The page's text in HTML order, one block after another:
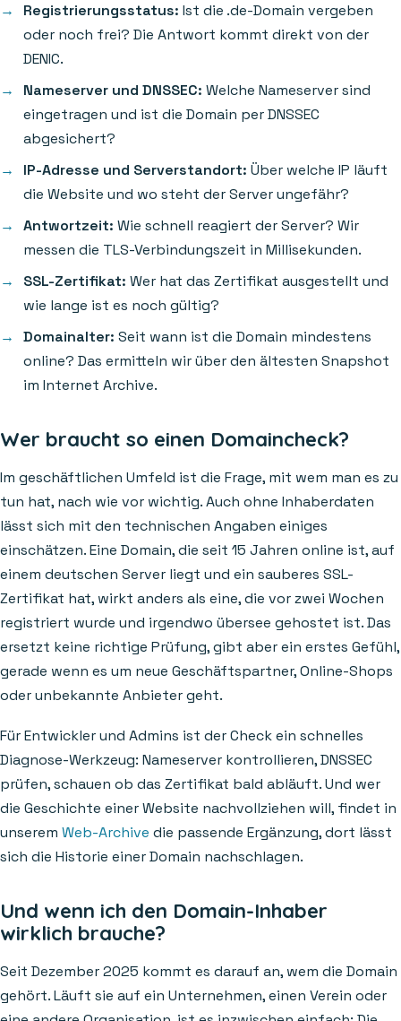
Registrierungsstatus: Ist die .de-Domain vergeben
oder noch frei? Die Antwort kommt direkt von der
DENIC.
Nameserver und DNSSEC: Welche Nameserver sind
eingetragen und ist die Domain per DNSSEC
abgesichert?
IP-Adresse und Serverstandort: Über welche IP läuft
die Website und wo steht der Server ungefähr?
Antwortzeit: Wie schnell reagiert der Server? Wir
messen die TLS-Verbindungszeit in Millisekunden.
SSL-Zertifikat: Wer hat das Zertifikat ausgestellt und
wie lange ist es noch gültig?
Domainalter: Seit wann ist die Domain mindestens
online? Das ermitteln wir über den ältesten Snapshot
im Internet Archive.
Wer braucht so einen Domaincheck?
Im geschäftlichen Umfeld ist die Frage, mit wem man es zu
tun hat, nach wie vor wichtig. Auch ohne Inhaberdaten
lässt sich mit den technischen Angaben einiges
einschätzen. Eine Domain, die seit 15 Jahren online ist, auf
einem deutschen Server liegt und ein sauberes SSL-
Zertifikat hat, wirkt anders als eine, die vor zwei Wochen
registriert wurde und irgendwo übersee gehostet ist. Das
ersetzt keine richtige Prüfung, gibt aber ein erstes Gefühl,
gerade wenn es um neue Geschäftspartner, Online-Shops
oder unbekannte Anbieter geht.
Für Entwickler und Admins ist der Check ein schnelles
Diagnose-Werkzeug: Nameserver kontrollieren, DNSSEC
prüfen, schauen ob das Zertifikat bald abläuft. Und wer
die Geschichte einer Website nachvollziehen will, findet in
unserem Web-Archive die passende Ergänzung, dort lässt
sich die Historie einer Domain nachschlagen.
Und wenn ich den Domain-Inhaber
wirklich brauche?
Seit Dezember 2025 kommt es darauf an, wem die Domain
gehört. Läuft sie auf ein Unternehmen, einen Verein oder